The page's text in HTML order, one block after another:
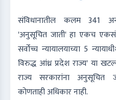
संविधानातील कलम 341
'अनुसूचित जाती' हा एकच
सर्वोच्च न्यायालयाच्या 5
विरुद्ध आंध्र प्रदेश राज्य' या
राज्य सरकारांना अनुसूचित
कोणताही अधिकार नाही.